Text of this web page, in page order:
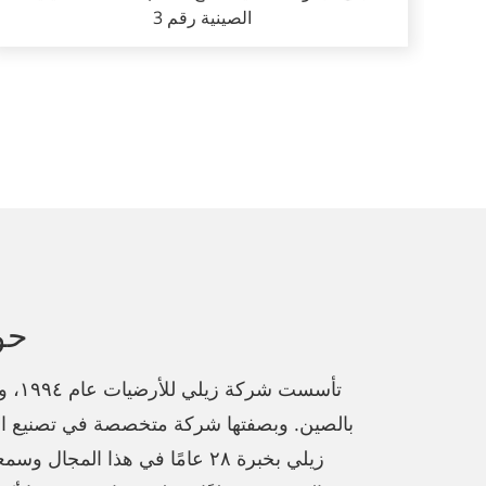
الصينية رقم 3
بالصين. وبصفتها شركة متخصصة في تصنيع
زيلي بخبرة ٢٨ عامًا في هذا